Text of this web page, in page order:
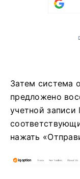
Затем система
предложено
учетной записи
нажать